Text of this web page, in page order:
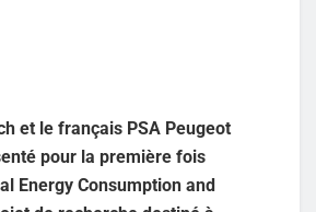
et le français PSA Peugeot
pour la première fois
Energy Consumption and